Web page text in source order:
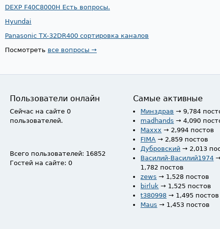
DEXP F40C8000H Есть вопросы.
Hyundai
Panasonic TX-32DR400 сортировка каналов
Посмотреть все вопросы →
Пользователи онлайн
Сейчас на сайте 0
пользователей.
Всего пользователей: 16852
Гостей на сайте: 0
Самые активные
Минздрав → 9,784
madhands → 4,090
Maxxx → 2,994 постов
FIMA → 2,859 постов
Дубровский → 2,013
Василий-Василий1974
1,782 постов
zews → 1,528 постов
birluk → 1,525 постов
t380998 → 1,495 постов
Maus → 1,453 постов